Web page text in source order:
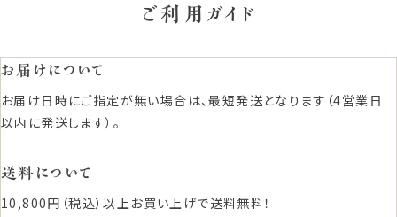
ご利用ガイド
お届けについて
お届け日時にご指定が無い場合は、最短発送となります（4営業日
以内に発送します）。
送料について
10,800円（税込）以上お買い上げで送料無料！